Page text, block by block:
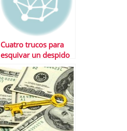
Cuatro trucos para
esquivar un despido
inminente